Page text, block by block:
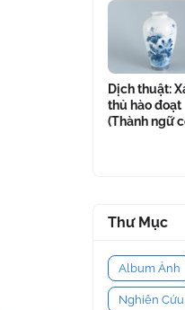
Dịch thuật:
thủ hào đoạt
(Thành ngữ
Thư Mục
Album Ảnh
Nghiên